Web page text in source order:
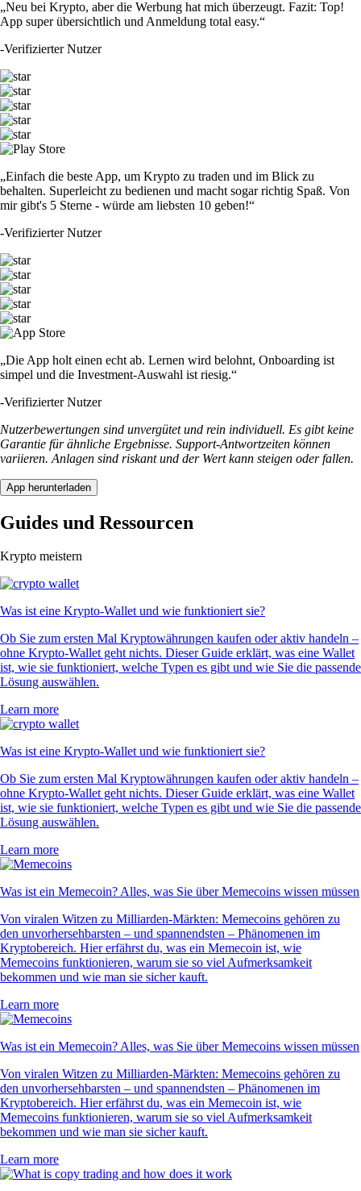
„Neu bei Krypto, aber die Werbung hat mich überzeugt. Fazit: Top!
App super übersichtlich und Anmeldung total easy.“
-Verifizierter Nutzer
„Einfach die beste App, um Krypto zu traden und im Blick zu
behalten. Superleicht zu bedienen und macht sogar richtig Spaß. Von
mir gibt's 5 Sterne - würde am liebsten 10 geben!“
-Verifizierter Nutzer
„Die App holt einen echt ab. Lernen wird belohnt, Onboarding ist
simpel und die Investment-Auswahl ist riesig.“
-Verifizierter Nutzer
Nutzerbewertungen sind unvergütet und rein individuell. Es gibt keine
Garantie für ähnliche Ergebnisse. Support-Antwortzeiten können
variieren. Anlagen sind riskant und der Wert kann steigen oder fallen.
App herunterladen
Guides und Ressourcen
Krypto meistern
Was ist eine Krypto-Wallet und wie funktioniert sie?
Ob Sie zum ersten Mal Kryptowährungen kaufen oder aktiv handeln –
ohne Krypto-Wallet geht nichts. Dieser Guide erklärt, was eine Wallet
ist, wie sie funktioniert, welche Typen es gibt und wie Sie die passende
Lösung auswählen.
Learn more
Was ist eine Krypto-Wallet und wie funktioniert sie?
Ob Sie zum ersten Mal Kryptowährungen kaufen oder aktiv handeln –
ohne Krypto-Wallet geht nichts. Dieser Guide erklärt, was eine Wallet
ist, wie sie funktioniert, welche Typen es gibt und wie Sie die passende
Lösung auswählen.
Learn more
Was ist ein Memecoin? Alles, was Sie über Memecoins wissen müssen
Von viralen Witzen zu Milliarden-Märkten: Memecoins gehören zu
den unvorhersehbarsten – und spannendsten – Phänomenen im
Kryptobereich. Hier erfährst du, was ein Memecoin ist, wie
Memecoins funktionieren, warum sie so viel Aufmerksamkeit
bekommen und wie man sie sicher kauft.
Learn more
Was ist ein Memecoin? Alles, was Sie über Memecoins wissen müssen
Von viralen Witzen zu Milliarden-Märkten: Memecoins gehören zu
den unvorhersehbarsten – und spannendsten – Phänomenen im
Kryptobereich. Hier erfährst du, was ein Memecoin ist, wie
Memecoins funktionieren, warum sie so viel Aufmerksamkeit
bekommen und wie man sie sicher kauft.
Learn more